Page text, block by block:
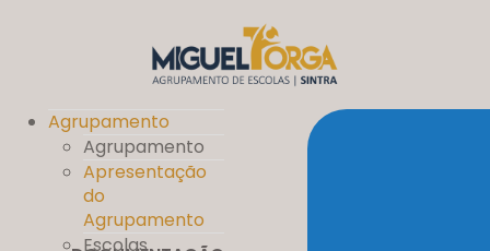
Agrupamento
Agrupamento
Apresentação
do
Agrupamento
Escolas